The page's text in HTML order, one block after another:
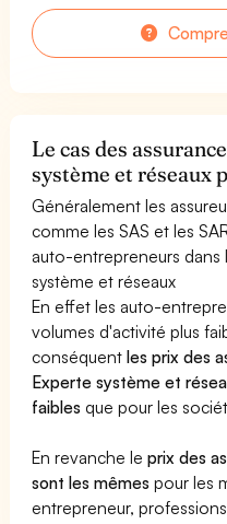
Le cas des
système et réseaux
Généralement les
comme les SAS et les
auto-entrepreneurs dans
système et réseaux
En effet les auto-
volumes d'activité plus
conséquentles prix des
Experte système et
faibles que pour les
En revanche leprix des
sont les mêmes pour les
entrepreneur,